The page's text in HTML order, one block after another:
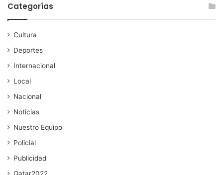
Categorías
Cultura
Deportes
Internacional
Local
Nacional
Noticias
Nuestro Equipo
Policial
Publicidad